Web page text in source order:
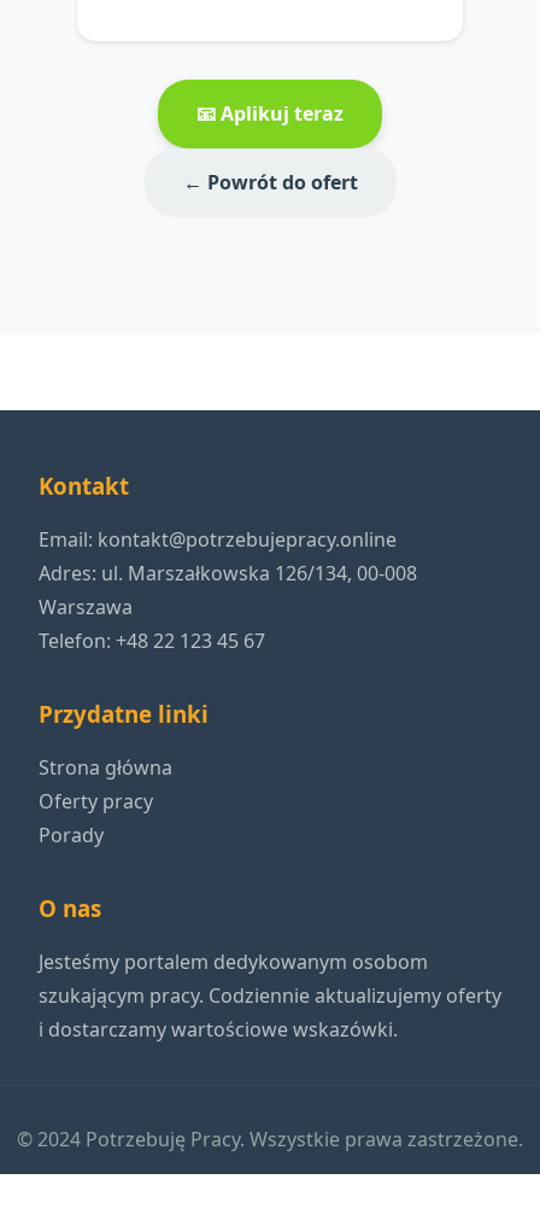
📧 Aplikuj teraz
← Powrót do ofert
Kontakt
Email: kontakt@potrzebujepracy.online
Adres: ul. Marszałkowska 126/134, 00-008
Warszawa
Telefon: +48 22 123 45 67
Przydatne linki
Strona główna
Oferty pracy
Porady
O nas
Jesteśmy portalem dedykowanym osobom
szukającym pracy. Codziennie aktualizujemy oferty
i dostarczamy wartościowe wskazówki.
© 2024 Potrzebuję Pracy. Wszystkie prawa zastrzeżone.